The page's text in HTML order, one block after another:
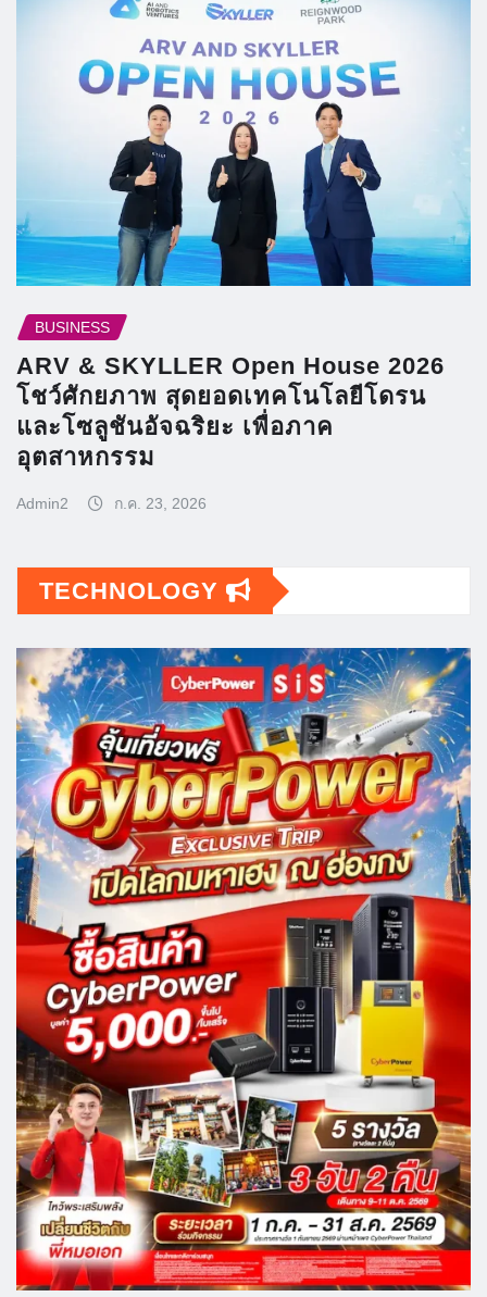
BUSINESS
ARV & SKYLLER Open House 2026
โชว์ศักยภาพ สุดยอดเทคโนโลยีโดรน
และโซลูชันอัจฉริยะ เพื่อภาค
อุตสาหกรรม
Admin2 ก.ค. 23, 2026
TECHNOLOGY